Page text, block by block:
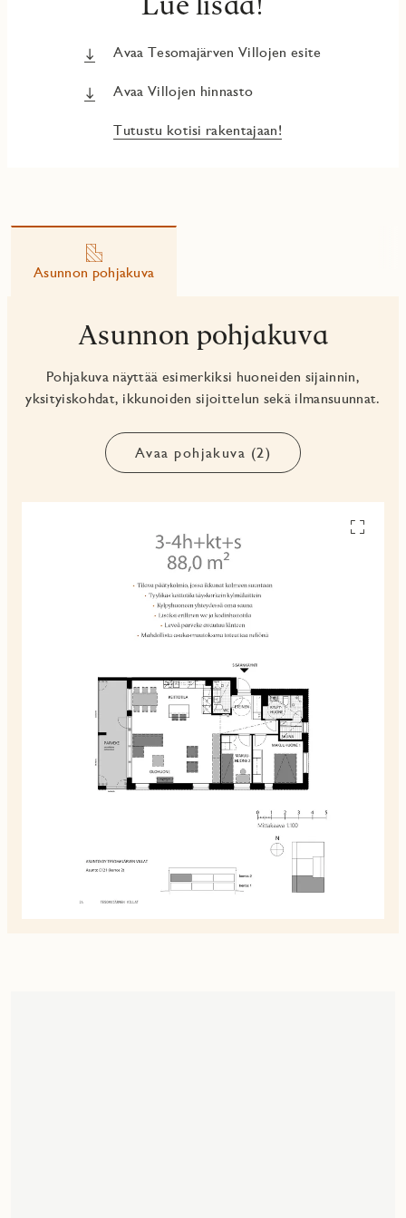
Avaa Tesomajärven Villojen esite
Avaa Villojen hinnasto
Tutustu kotisi rakentajaan!
Asunnon pohjakuva
Asunnon pohjakuva
Pohjakuva näyttää esimerkiksi huoneiden sijainnin,
yksityiskohdat, ikkunoiden sijoittelun sekä ilmansuunnat.
Avaa pohjakuva (2)
Avaa